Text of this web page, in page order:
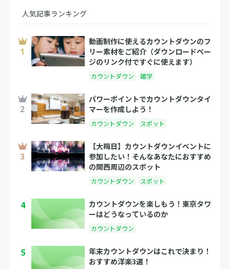
人気記事ランキング
動画制作に使えるカウントダウンのフ
リー素材をご紹介（ダウンロードペー
ジのリンク付ですぐに使えます）
カウントダウン 雑学
パワーポイントでカウントダウンタイ
マーを作成しよう！
カウントダウン スポット
【大晦日】カウントダウンイベントに
参加したい！そんなあなたにおすすめ
の関西周辺のスポット
カウントダウン スポット
4
カウントダウンを楽しもう！東京タワ
ーはどうなっているのか
カウントダウン
5
年末カウントダウンはこれで決まり！
おすすめ洋楽3選！